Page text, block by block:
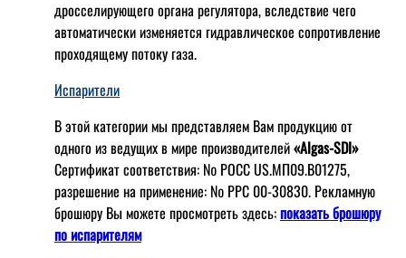
дросселирующего органа регулятора, вследствие чего
автоматически изменяется гидравлическое сопротивление
проходящему потоку газа.
Испарители
В этой категории мы представляем Вам продукцию от
одного из ведущих в мире производителей«Algas-SDI»
Сертификат соответствия: № РОСС US.МП09.В01275,
разрешение на применение: № РРС 00-30830. Рекламную
брошюру Вы можете просмотреть здесь:показать брошюру
по испарителям